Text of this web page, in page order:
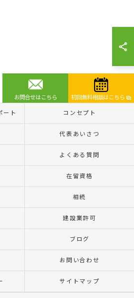
お問合せはこちら 初回無料相談はこちら
ート コンセプト
代表あいさつ
よくある質問
在留資格
相続
建設業許可
ブログ
お問い合わせ
サイトマップ